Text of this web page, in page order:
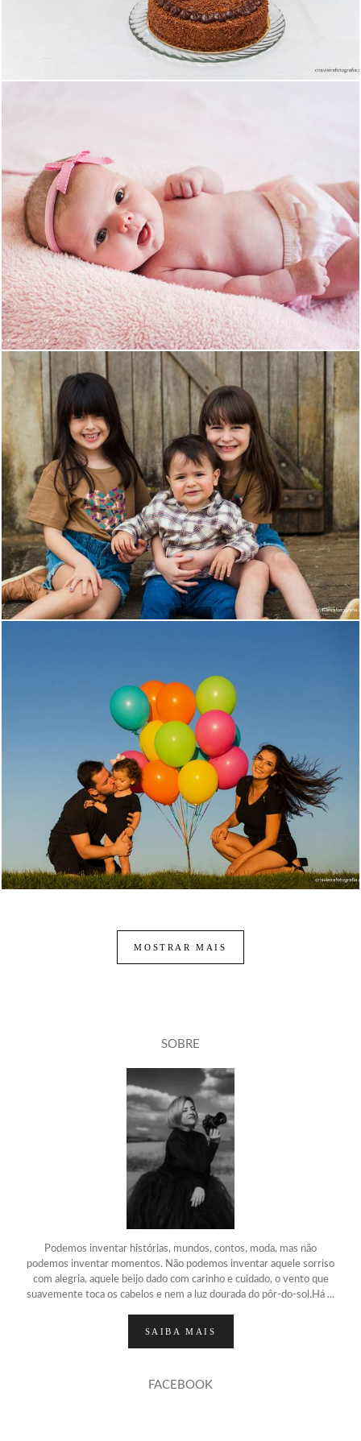
455
197 0
462 0
MOSTRAR MAIS
SOBRE
Podemos inventar histórias, mundos, contos, moda, mas não
podemos inventar momentos. Não podemos inventar aquele sorriso
com alegria, aquele beijo dado com carinho e cuidado, o vento que
suavemente toca os cabelos e nem a luz dourada do pôr-do-sol.Há ...
SAIBA MAIS
FACEBOOK